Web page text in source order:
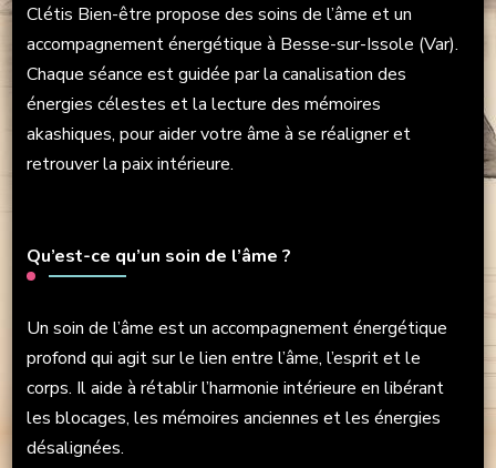
Clétis Bien-être propose des soins de l’âme et un
accompagnement énergétique à Besse-sur-Issole (Var).
Chaque séance est guidée par la canalisation des
énergies célestes et la lecture des mémoires
akashiques, pour aider votre âme à se réaligner et
retrouver la paix intérieure.
Qu’est-ce qu’un soin de l’âme ?
Un soin de l’âme est un accompagnement énergétique
profond qui agit sur le lien entre l’âme, l’esprit et le
corps. Il aide à rétablir l’harmonie intérieure en libérant
les blocages, les mémoires anciennes et les énergies
désalignées.